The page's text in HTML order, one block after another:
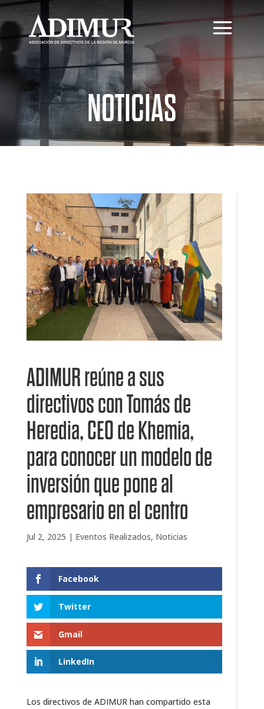
NOTICIAS
ADIMUR reúne a sus
directivos con Tomás de
Heredia, CEO de Khemia,
para conocer un modelo de
inversión que pone al
empresario en el centro
Jul 2, 2025 | Eventos Realizados, Noticias
Facebook
Twitter
Gmail
LinkedIn
Los directivos de ADIMUR han compartido esta